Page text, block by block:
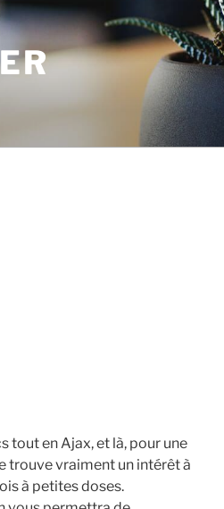
tout en Ajax, et là, pour une
trouve vraiment un intérêt à
à petites doses.